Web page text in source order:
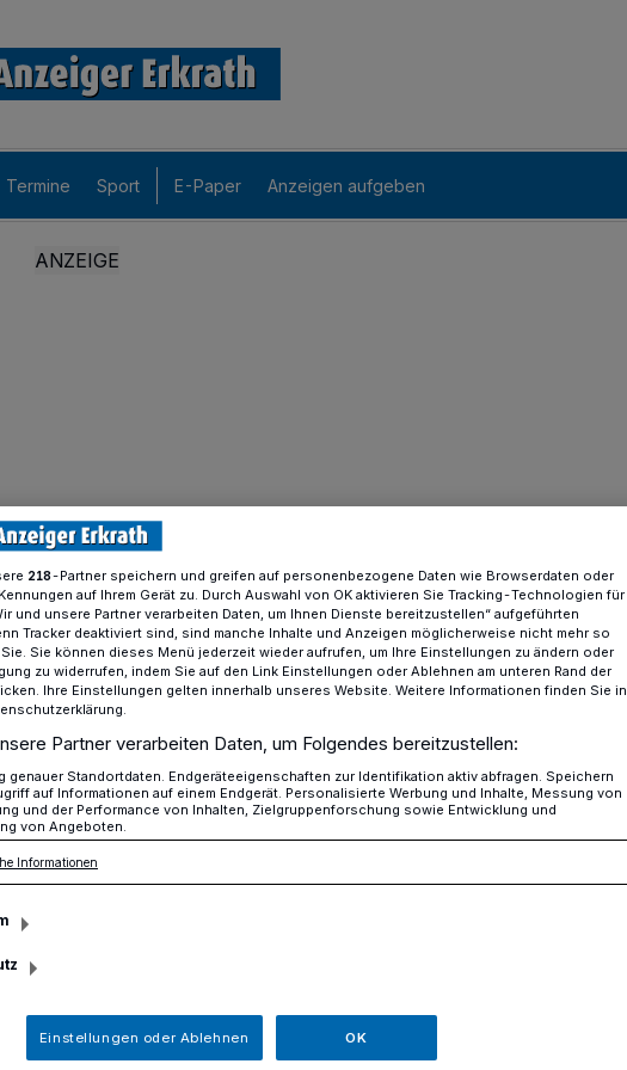
Termine Sport E-Paper Anzeigen aufgeben
AWO-Treff Hochdahl macht es sich weihnachtlich​
verbringen
macht es
keiner alleine sein: Der AWO-Treff
Straße 10) lädt am 24.
Beisammensein ein.
218-Partner speichern und greifen auf personenbezogene Daten wie Browserdaten oder
auf Ihrem Gerät zu. Durch Auswahl von OK aktivieren Sie Tracking-Technologien für
und unsere Partner verarbeiten Daten, um Ihnen Dienste bereitzustellen“ aufgeführten
Tracker deaktiviert sind, sind manche Inhalte und Anzeigen möglicherweise nicht mehr so
Sie können dieses Menü jederzeit wieder aufrufen, um Ihre Einstellungen zu ändern oder
zu widerrufen, indem Sie auf den Link Einstellungen oder Ablehnen am unteren Rand der
Ihre Einstellungen gelten innerhalb unseres Website. Weitere Informationen finden Sie in
Partner verarbeiten Daten, um Folgendes bereitzustellen:
genauer Standortdaten. Endgeräteeigenschaften zur Identifikation aktiv abfragen. Speichern
auf Informationen auf einem Endgerät. Personalisierte Werbung und Inhalte, Messung von
und der Performance von Inhalten, Zielgruppenforschung sowie Entwicklung und
von Angeboten.
Informationen
Einstellungen oder Ablehnen OK